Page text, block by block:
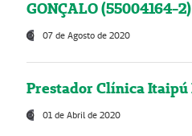
GONÇALO (55004164-2)
07 de Agosto de 2020
Prestador Clínica Itaipú
01 de Abril de 2020